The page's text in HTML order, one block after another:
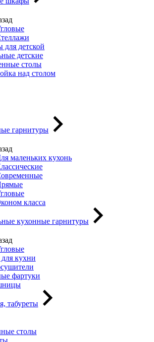
для детской
детские
столы
над столом
гарнитуры
маленьких кухонь
класса
кухонные гарнитуры
кухни
фартуки
табуреты
столы